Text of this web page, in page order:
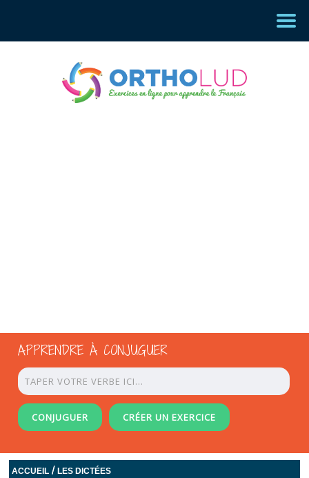
APPRENDRE À CONJUGUER
CONJUGUER CRÉER UN EXERCICE
ACCUEIL /LES DICTÉES